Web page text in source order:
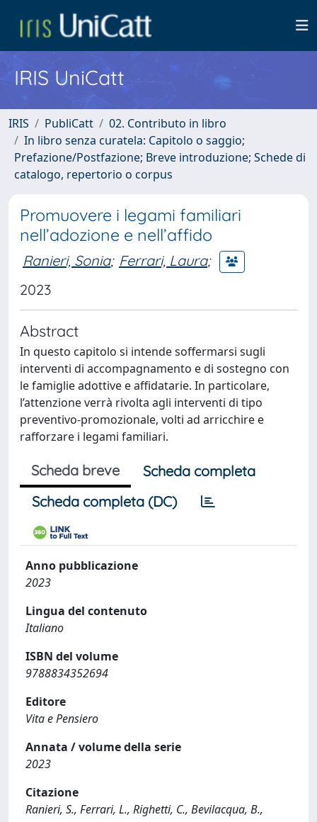
IRIS UniCatt
IRIS PubliCatt
02. Contributo in libro
In libro senza curatela: Capitolo o saggio;
Prefazione/Postfazione; Breve introduzione; Schede di
catalogo, repertorio o corpus
Promuovere i legami familiari
nell’adozione e nell’affido
Ranieri, Sonia; Ferrari, Laura;
2023
Abstract
In questo capitolo si intende soffermarsi sugli
interventi di accompagnamento e di sostegno con
le famiglie adottive e affidatarie. In particolare,
l’attenzione verrà rivolta agli interventi di tipo
preventivo-promozionale, volti ad arricchire e
rafforzare i legami familiari.
Scheda breve
Scheda completa
Scheda completa (DC)
Anno pubblicazione
2023
Lingua del contenuto
Italiano
ISBN del volume
9788834352694
Editore
Vita e Pensiero
Annata / volume della serie
2023
Citazione
Ranieri, S., Ferrari, L., Righetti, C., Bevilacqua, B.,